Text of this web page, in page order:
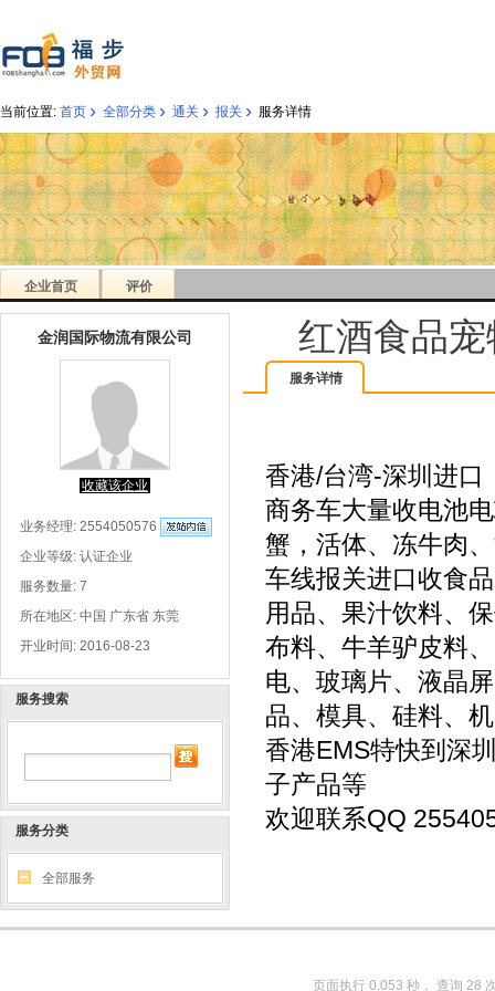
当前位置: 首页 › 全部分类 › 通关 › 报关 › 服务详情
企业首页 评价
金润国际物流有限公司
收藏该企业
业务经理: 2554050576
企业等级: 认证企业
服务数量: 7
所在地区: 中国 广东省 东莞
开业时间: 2016-08-23
服务搜索
服务分类
全部服务
红酒食品
服务详情
香港/台湾-深圳进口
商务车大量收电池
蟹，活体、冻牛肉
车线报关进口收食
用品、果汁饮料、
布料、牛羊驴皮料
电、玻璃片、液晶
品、模具、硅料、
香港EMS特快到深
子产品等
欢迎联系QQ
页面执行 0.053 秒， 查询 28